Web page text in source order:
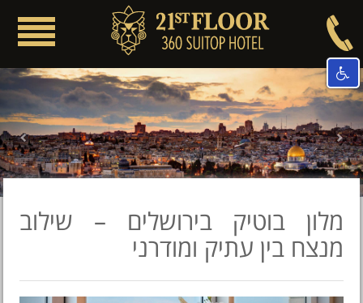
Toggle
Next
מלון בוטיק בירושלים – שילוב
מנצח בין עתיק ומודרני